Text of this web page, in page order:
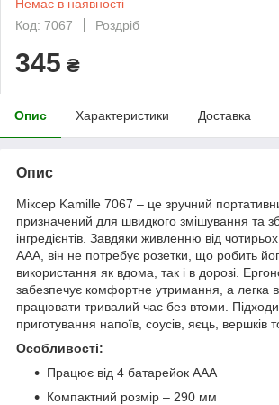
Немає в наявності
Код: 7067
Роздріб
345 ₴
Опис Характеристики Доставка
Опис
Міксер Kamille 7067 – це зручний
призначений для швидкого змішування та
інгредієнтів. Завдяки живленню від
AAA, він не потребує розетки, що робить
використання як вдома, так і в дорозі.
забезпечує комфортне утримання, а легка
працювати тривалий час без втоми.
приготування напоїв, соусів, яєць, вершків
Особливості:
Працює від 4 батарейок AAA
Компактний розмір – 290 мм